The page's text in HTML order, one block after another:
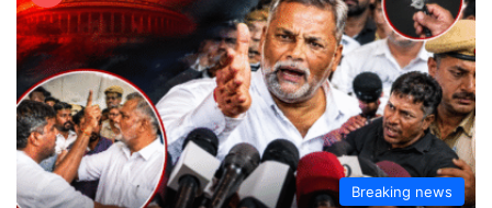
Breaking news